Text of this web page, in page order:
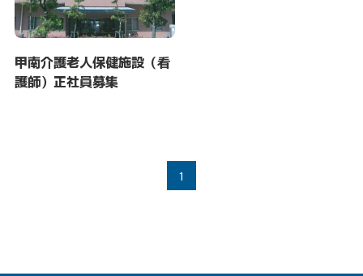
甲南介護老人保健施設（看
護師）正社員募集
1